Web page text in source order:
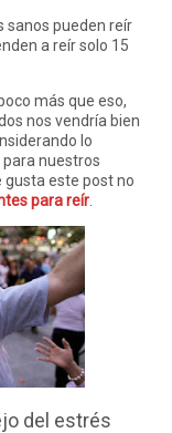
sanos pueden reír
a reír solo 15
más que eso,
nos vendría bien
lo
para nuestros
gusta este post no
para reír
del estrés